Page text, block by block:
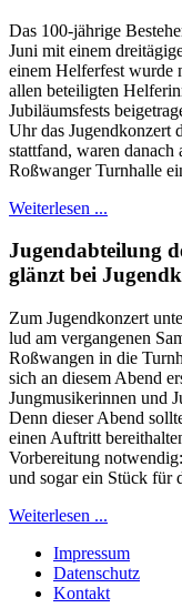
Das 100-jährige
Juni mit einem
einem Helferfest wurde
allen beteiligten
Jubiläumsfests
Uhr das Jugendkonzert
stattfand, waren
Roßwanger Turnhalle
Weiterlesen ...
Jugendabteilung
glänzt bei
Zum Jugendkonzert
lud am vergangenen
Roßwangen in die
sich an diesem Abend
Jungmusikerinnen und
Denn dieser Abend
einen Auftritt
Vorbereitung
und sogar ein Stück für
Weiterlesen ...
Impressum
Datenschutz
Kontakt